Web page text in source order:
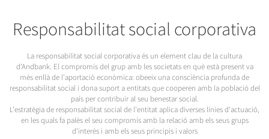
Responsabilitat social corporativa
La responsabilitat social corporativa és un element clau de la cultura
d'Andbank. El compromís del grup amb les societats en què està present va
més enllà de l'aportació econòmica: obeeix una consciència profunda de
responsabilitat social i dona suport a entitats que cooperen amb la població del
país per contribuir al seu benestar social.
L'estratègia de responsabilitat social de l'entitat aplica diverses línies d'actuació,
en les quals fa palès el seu compromís amb la relació amb els seus grups
d'interès i amb els seus principis i valors